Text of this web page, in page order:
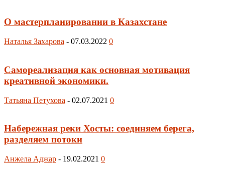
О мастерпланировании в Казахстане
Наталья Захарова - 07.03.2022 0
Самореализация как основная мотивация
креативной экономики.
Татьяна Петухова - 02.07.2021 0
Набережная реки Хосты: соединяем берега,
разделяем потоки
Анжела Аджар - 19.02.2021 0